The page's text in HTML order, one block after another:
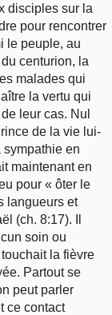
disciples sur la
pour rencontrer
le peuple, au
centurion, la
malades qui
la vertu qui
leur cas. Nul
de la vie lui-
sympathie en
maintenant en
pour « ôter le
langueurs et
(ch. 8:17). Il
soin ou
la fièvre
Partout se
peut parler
ce contact